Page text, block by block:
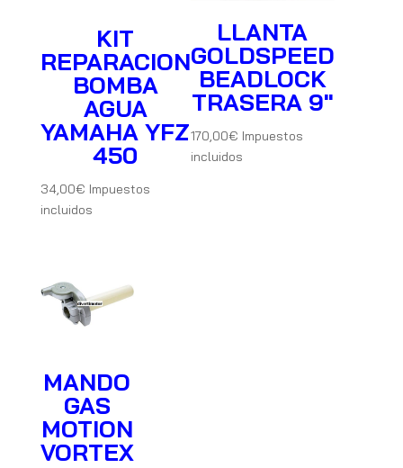
KIT
REPARACION
BOMBA
AGUA
YAMAHA YFZ
450
34,00€ Impuestos
incluidos
LLANTA
GOLDSPEED
BEADLOCK
TRASERA 9″
170,00€ Impuestos
incluidos
MANDO
GAS
MOTION
VORTEX